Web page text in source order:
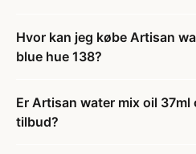
Hvor kan jeg købe Artisan
blue hue 138?
Er Artisan water mix oil 37ml
tilbud?